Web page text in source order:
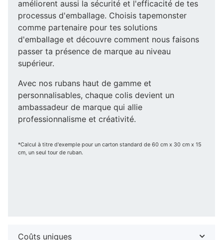
améliorent aussi la sécurité et l'efficacité de tes
processus d'emballage. Choisis tapemonster
comme partenaire pour tes solutions
d'emballage et découvre comment nous faisons
passer ta présence de marque au niveau
supérieur.
Avec nos rubans haut de gamme et
personnalisables, chaque colis devient un
ambassadeur de marque qui allie
professionnalisme et créativité.
*Calcul à titre d'exemple pour un carton standard de 60 cm x 30 cm x 15
cm, un seul tour de ruban.
Coûts uniques